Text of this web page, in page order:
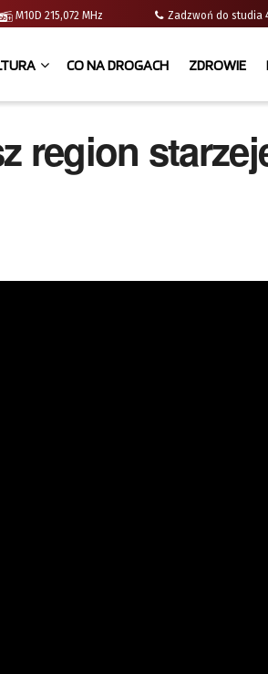
M10D 215,072 MHz Zadzwoń do
CO NA DROGACH ZDROWIE
region